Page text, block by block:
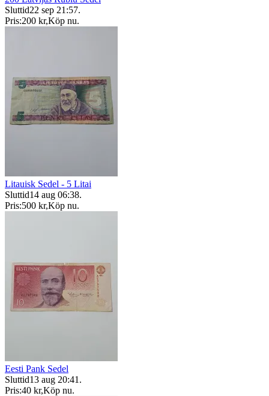
Sluttid22 sep 21:57.
Pris:200 kr,Köp nu.
Litauisk Sedel - 5 Litai
Sluttid14 aug 06:38.
Pris:500 kr,Köp nu.
Eesti Pank Sedel
Sluttid13 aug 20:41 .
Pris:40 kr,Köp nu.